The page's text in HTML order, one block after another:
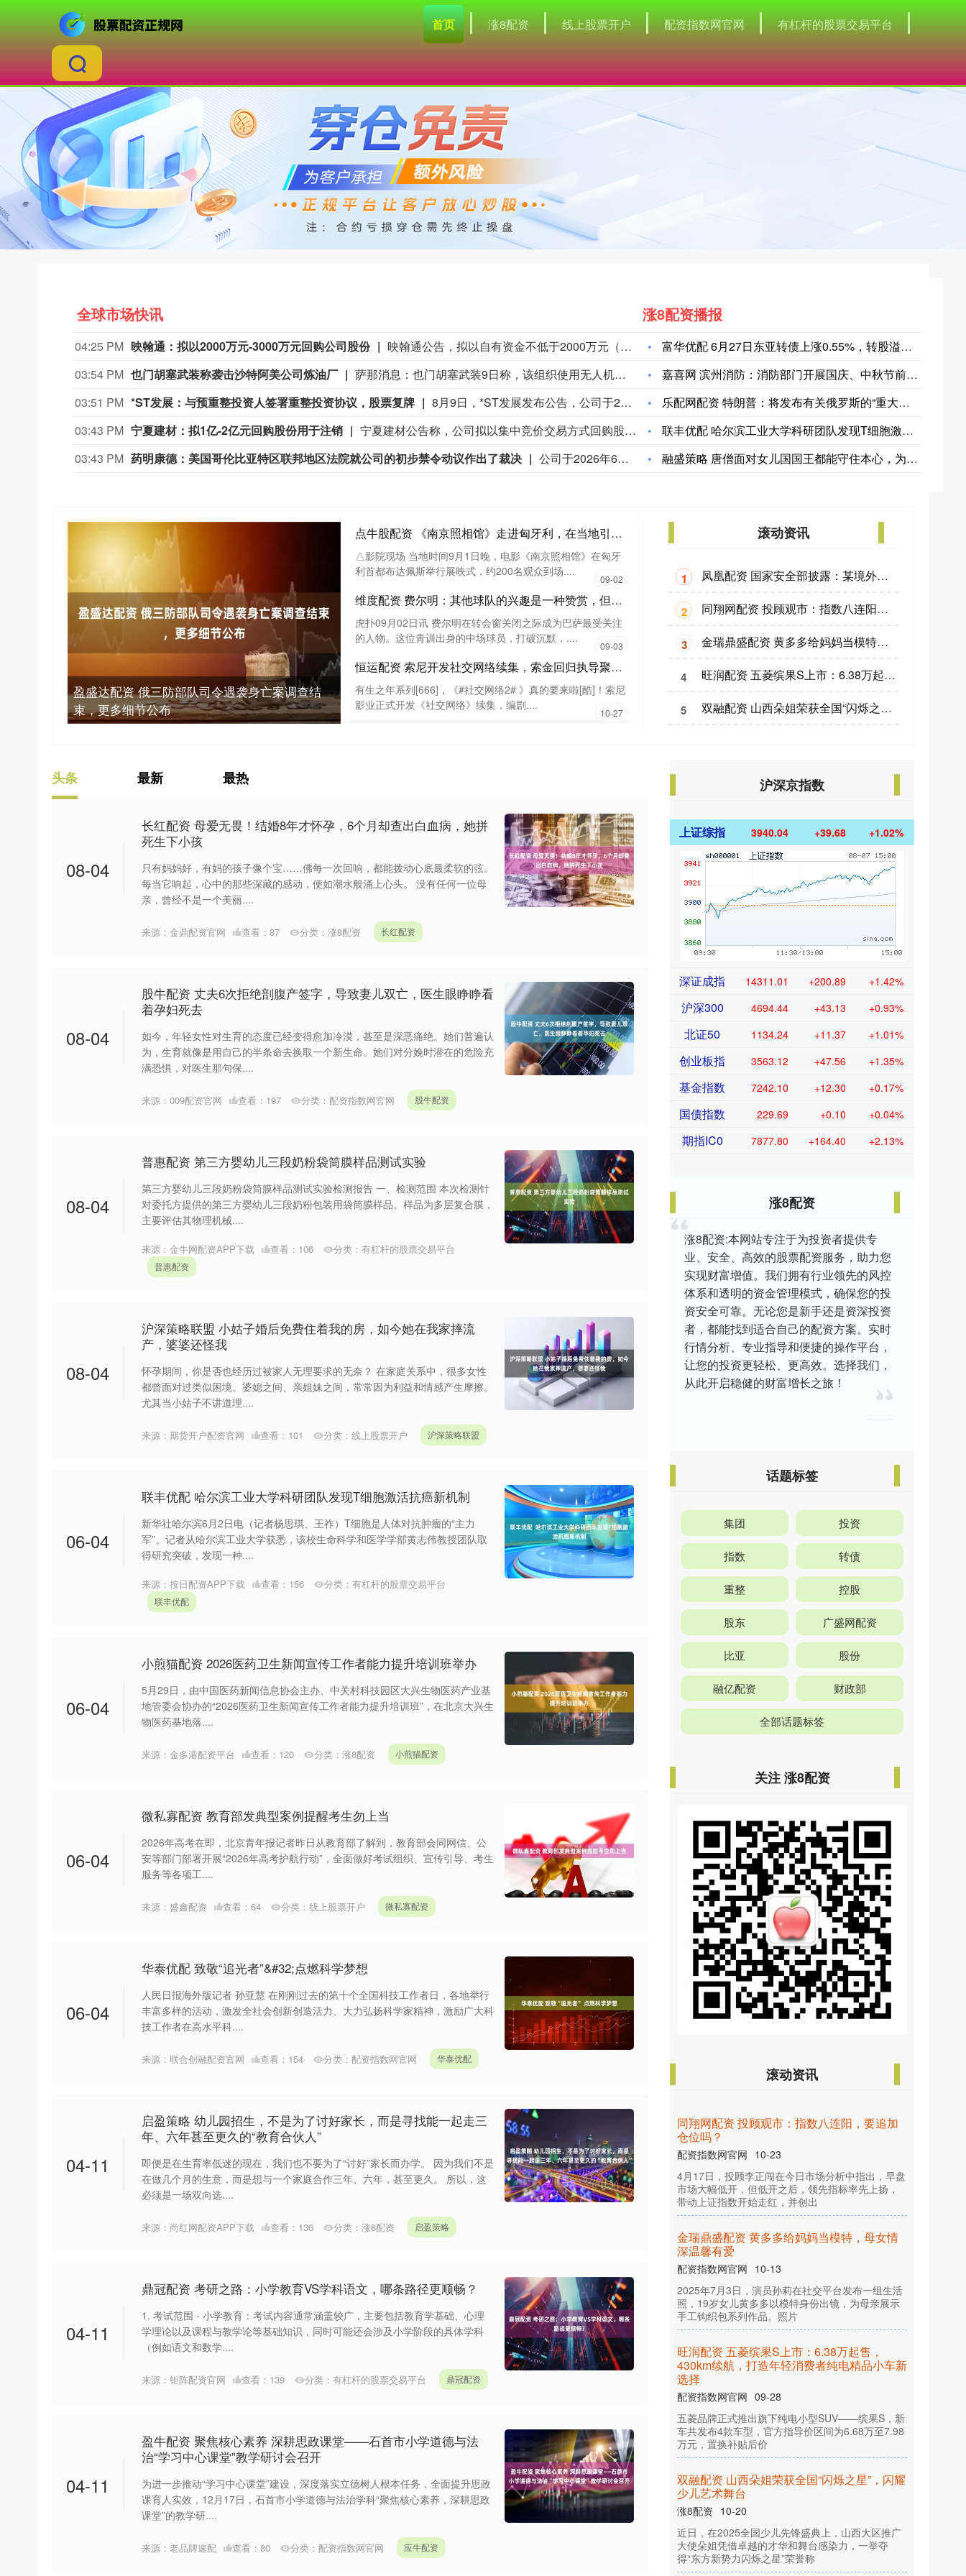
首页 涨8配资 线上股票开户 配资指数网官网 有杠杆的股票交易平台
全球市场快讯
04:25 PM 映翰通：拟以2000万元-3000万元回购公司股份
映翰通公告，拟以自有资金不低于2000万元（含）、不超过3000万元（含）回购公司股份，回购价格不超过56元/股（含），所回购股份将用于注销并相应减少注册资本。回购期限为自股东会审议通过之日起6个月。本次回购方案尚需提交公司股东会审议。
03:54 PM 也门胡塞武装称袭击沙特阿美公司炼油厂
萨那消息：也门胡塞武装9日称，该组织使用无人机对位于沙特阿拉伯吉赞的沙特阿美公司炼油厂发动了“精准打击”。 胡塞武装发言人叶海亚·萨雷亚在声明中说，此次打击是为了回应不久前沙特无人机侵犯也门领空的行为。 沙特阿拉伯能源部9日早些时候在社交媒体上说，位于吉赞的沙特阿美公司炼油厂的一处设施当天凌晨发生火灾。该公司工业安全消防队已将火灾扑灭，事故未造成人员伤亡。(新华社)
03:51 PM *ST发展：与预重整投资人签署重整投资协议，股票复牌
8月9日，*ST发展发布公告，公司于2026年8月7日与预重整牵头投资人天津景行新能企业管理咨询有限公司、共青城景行新能产业投资合伙企业（有限合伙）共同签署了《财信地产发展集团股份有限公司重整投资协议》。根据协议，公司以总股本11亿股为基数，按每10股转增约5.96113176702839股的比例实施资本公积金转增股票，共计转增6.56亿股。转增完成后，总股本将增加至17.56亿股。前述转增股票不向原股东进行分配。乙方（天津景行与共青城景行）与全部联合体投资人合计受让6.26亿股转增股票，其中乙方受让3.43亿股。重整投资款合计6.26亿元，受让价格为1元/股。公司股票将于2026年8月10日上午开市起复牌。公告提示，虽然《重整投资协议》已签署，但仍可能存在协议被终止、解除、撤销、认定无效或不能履行等风险。此外，净资产转正安排、营业收入达标安排存在无法实现的风险，如相关指标未达标，公司股票将被终止上市。公司能否被法院受理重整、后续是否进入重整程序均存在不确定性。
03:43 PM 宁夏建材：拟1亿-2亿元回购股份用于注销
宁夏建材公告称，公司拟以集中竞价交易方式回购股份，资金总额不低于1亿元且不超过2亿元，回购价格不超过19.47元/股，回购期限为自股东会审议通过回购方案之日起3个月内。回购股份将用于注销，预计回购数量为513.61万-1027.22万股，占总股本的1.07%-2.15%。本次回购尚需股东会审议，存在未通过、无法实施等风险。
03:43 PM 药明康德：美国哥伦比亚特区联邦地区法院就公司的初步禁令动议作出了裁决 公司于2026年6月12日发布了《自愿性公告》，就美国国防部将药明康德列入国防部1260H名单的认定提起诉讼。继公司于2026年6月11日对国防部提起诉讼后，公司于2026年6月29日向美国哥伦比亚特区联邦地区法院提出了初步禁令动议，寻求禁止国防部执行、实施1260H认定或依据1260H认定采取任何其他行动。美国时间2026年8月7日，法院就公司的初步禁令动议作出了裁决。公司对法院批准公司所申请的初步禁令的裁决表示欢迎。该裁决使公司在挑战1260H认定的司法程序期间免受该认定所带来的即时不利影响。
涨8配资播报
富华优配 6月27日东亚转债上涨0.55%，转股溢价率27.
嘉喜网 滨州消防：消防部门开展国庆、中秋节前消防安全检查
乐配网配资 特朗普：将发布有关俄罗斯的“重大声明”
联丰优配 哈尔滨工业大学科研团队发现T细胞激活抗癌新机制
融盛策略 唐僧面对女儿国国王都能守住本心，为何差点被蝎子精，
盈盛达配资 俄三防部队司令遇袭身亡案调查结
束，更多细节公布
点牛股配资 《南京照相馆》走进匈牙利，在当地引发强烈共鸣
△影院现场 当地时间9月1日晚，电影《南京照相馆》在匈牙
利首都布达佩斯举行展映式，约200名观众到场....
09-02
维度配资 费尔明：其他球队的兴趣是一种赞赏，但我一直就想留在巴萨
虎扑09月02日讯 费尔明在转会窗关闭之际成为巴萨最受关注
的人物。这位青训出身的中场球员，打破沉默，....
09-03
恒运配资 索尼开发社交网络续集，索金回归执导聚焦Facebook内幕_加菲_西和_人人
有生之年系列[666]，《#社交网络2# 》真的要来啦[酷]！索尼
影业正式开发《社交网络》续集，编剧....
10-27
滚动资讯
1 凤凰配资 国家安全部披露：某境外组织长期对华渗透，借慈善等名义窃密
2 同翔网配资 投顾观市：指数八连阳，要追加仓位吗？
3 金瑞鼎盛配资 黄多多给妈妈当模特，母女情深温馨有爱
4 旺润配资 五菱缤果S上市：6.38万起售，430km续航，打造年轻消费者纯电精品小车新选择
5 双融配资 山西朵姐荣获全国“闪烁之星”，闪耀少儿艺术舞台
头条 最新 最热
08-04
长红配资 母爱无畏！结婚8年才怀孕，6个月却查出白血病，她拼
死生下小孩
只有妈妈好，有妈的孩子像个宝……佛每一次回响，都能拨动心底最柔软的弦。
每当它响起，心中的那些深藏的感动，便如潮水般涌上心头。 没有任何一位母
亲，曾经不是一个美丽....
来源：金鼎配资官网 查看： 87 分类： 涨8配资 长红配资
08-04
股牛配资 丈夫6次拒绝剖腹产签字，导致妻儿双亡，医生眼睁睁看
着孕妇死去
如今，年轻女性对生育的态度已经变得愈加冷漠，甚至是深恶痛绝。她们普遍认
为，生育就像是用自己的半条命去换取一个新生命。她们对分娩时潜在的危险充
满恐惧，对医生那句保....
来源：009配资官网 查看： 197 分类： 配资指数网官网 股牛配资
08-04
普惠配资 第三方婴幼儿三段奶粉袋筒膜样品测试实验
第三方婴幼儿三段奶粉袋筒膜样品测试实验检测报告 一、检测范围 本次检测针
对委托方提供的第三方婴幼儿三段奶粉包装用袋筒膜样品。样品为多层复合膜，
主要评估其物理机械....
来源：金牛网配资APP下载 查看： 106 分类： 有杠杆的股票交易平台
普惠配资
08-04
沪深策略联盟 小姑子婚后免费住着我的房，如今她在我家摔流
产，婆婆还怪我
怀孕期间，你是否也经历过被家人无理要求的无奈？ 在家庭关系中，很多女性
都曾面对过类似困境。婆媳之间、亲姐妹之间，常常因为利益和情感产生摩擦。
尤其当小姑子不讲道理....
来源：期货开户配资官网 查看： 101 分类： 线上股票开户 沪深策略联盟
06-04
联丰优配 哈尔滨工业大学科研团队发现T细胞激活抗癌新机制
新华社哈尔滨6月2日电（记者杨思琪、王祚）T细胞是人体对抗肿瘤的“主力
军”。记者从哈尔滨工业大学获悉，该校生命科学和医学学部黄志伟教授团队取
得研究突破，发现一种....
来源：按日配资APP下载 查看： 156 分类： 有杠杆的股票交易平台
联丰优配
06-04
小煎猫配资 2026医药卫生新闻宣传工作者能力提升培训班举办
5月29日，由中国医药新闻信息协会主办、中关村科技园区大兴生物医药产业基
地管委会协办的“2026医药卫生新闻宣传工作者能力提升培训班”，在北京大兴生
物医药基地落....
来源：金多港配资平台 查看： 120 分类： 涨8配资 小煎猫配资
06-04
微私寡配资 教育部发典型案例提醒考生勿上当
2026年高考在即，北京青年报记者昨日从教育部了解到，教育部会同网信、公
安等部门部署开展“2026年高考护航行动”，全面做好考试组织、宣传引导、考生
服务等各项工....
来源：盛鑫配资 查看： 64 分类： 线上股票开户 微私寡配资
06-04
华泰优配 致敬“追光者”&#32;点燃科学梦想
人民日报海外版记者 孙亚慧 在刚刚过去的第十个全国科技工作者日，各地举行
丰富多样的活动，激发全社会创新创造活力、大力弘扬科学家精神，激励广大科
技工作者在高水平科....
来源：联合创融配资官网 查看： 154 分类： 配资指数网官网 华泰优配
04-11
启盈策略 幼儿园招生，不是为了讨好家长，而是寻找能一起走三
年、六年甚至更久的“教育合伙人”
即便是在生育率低迷的现在，我们也不要为了“讨好”家长而办学。 因为我们不是
在做几个月的生意，而是想与一个家庭合作三年、六年，甚至更久。 所以，这
必须是一场双向选....
来源：尚红网配资APP下载 查看： 136 分类： 涨8配资 启盈策略
04-11
鼎冠配资 考研之路：小学教育VS学科语文，哪条路径更顺畅？
1. 考试范围 - 小学教育：考试内容通常涵盖较广，主要包括教育学基础、心理
学理论以及课程与教学论等基础知识，同时可能还会涉及小学阶段的具体学科
（例如语文和数学....
来源：钜阵配资官网 查看： 139 分类： 有杠杆的股票交易平台 鼎冠配资
04-11
盈牛配资 聚焦核心素养 深耕思政课堂——石首市小学道德与法
治“学习中心课堂”教学研讨会召开
为进一步推动“学习中心课堂”建设，深度落实立德树人根本任务，全面提升思政
课育人实效，12月17日，石首市小学道德与法治学科“聚焦核心素养，深耕思政
课堂”的教学研....
来源：老品牌速配 查看： 80 分类： 配资指数网官网 应牛配资
沪深京指数
上证综指 3940.04 +39.68 +1.02%
深证成指 14311.01 +200.89 +1.42%
沪深300 4694.44 +43.13 +0.93%
北证50 1134.24 +11.37 +1.01%
创业板指 3563.12 +47.56 +1.35%
基金指数 7242.10 +12.30 +0.17%
国债指数 229.69 +0.10 +0.04%
期指IC0 7877.80 +164.40 +2.13%
涨8配资
涨8配资:本网站专注于为投资者提供专
业、安全、高效的股票配资服务，助力您
实现财富增值。我们拥有行业领先的风控
体系和透明的资金管理模式，确保您的投
资安全可靠。无论您是新手还是资深投资
者，都能找到适合自己的配资方案。实时
行情分析、专业指导和便捷的操作平台，
让您的投资更轻松、更高效。选择我们，
从此开启稳健的财富增长之旅！
话题标签
集团 投资
指数 转债
重整 控股
股东 广盛网配资
比亚 股份
融亿配资 财政部
全部话题标签
关注 涨8配资
滚动资讯
东升网配资 尼泊尔政局发生变化，中方表态
配资指数网官网
9月10日，外交部发言人林剑主持例行记者会。 有
记者提问，据报道，近日，尼泊尔发生抗议示威活
动和暴力冲突，尼泊尔政局发生